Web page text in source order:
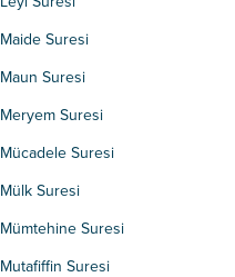
Maide Suresi
Maun Suresi
Meryem Suresi
Mücadele Suresi
Mülk Suresi
Mümtehine Suresi
Mutafiffin Suresi